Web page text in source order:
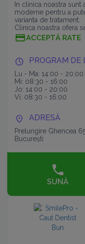
In clinica noastra
moderne pentru a
varianta de tratament.
Clinica noastra ofera
medicala de ultima
ACCEPTĂ RATE
PROGRAM DE
Lu - Ma: 14:00 - 20:00
Mi: 08:30 - 16:00
Jo: 14:00 - 20:00
Vi: 08:30 - 16:00
ADRESĂ
Prelungire Ghencea
București
SUNĂ